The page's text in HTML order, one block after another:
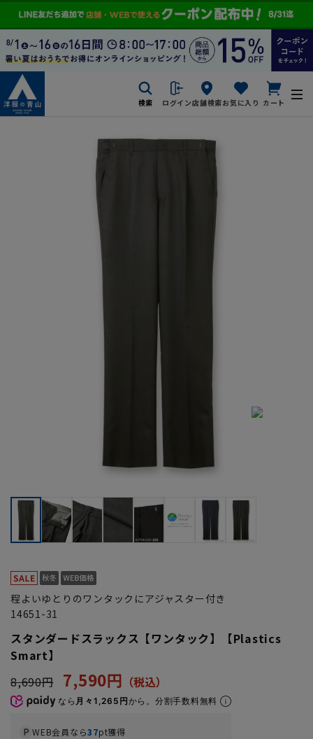
検索 ログイン店舗検索お気に入り カート
程よいゆとりのワンタックにアジャスター付き
14651-31
スタンダードスラックス【ワンタック】【Plastics
Smart】
8,690円 7,590円
なら 月々1,265円から。分割手数料無料
WEB会員なら37pt獲得